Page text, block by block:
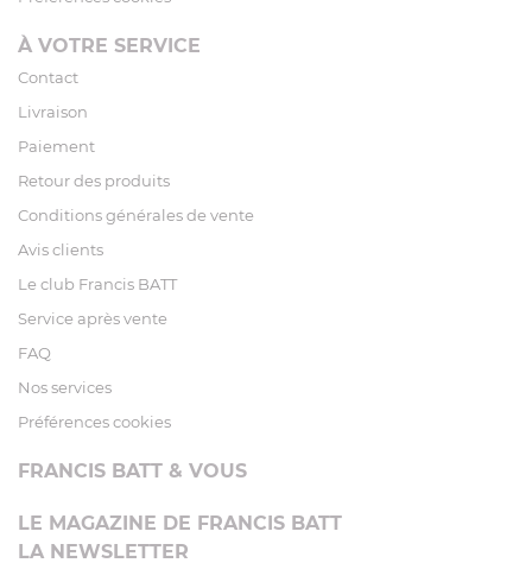
À VOTRE SERVICE
Contact
Livraison
Paiement
Retour des produits
Conditions générales de vente
Avis clients
Le club Francis BATT
Service après vente
FAQ
Nos services
Préférences cookies
FRANCIS BATT & VOUS
LE MAGAZINE DE FRANCIS BATT
LA NEWSLETTER